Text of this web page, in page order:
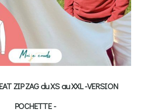
ZIP ZAG du XS au XXL -VERSION
POCHETTE -